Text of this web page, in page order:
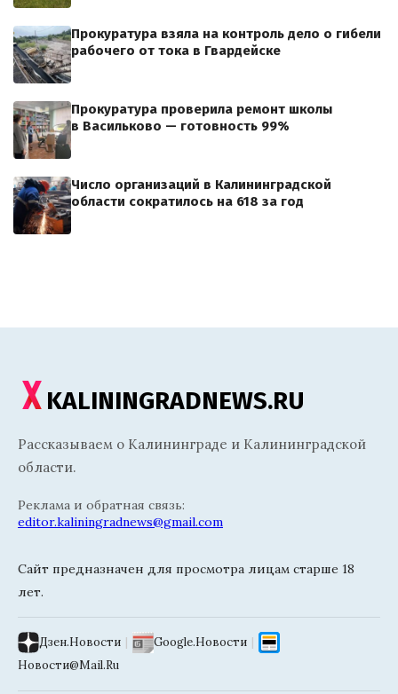
Прокуратура взяла на контроль дело о гибели
рабочего от тока в Гвардейске
Прокуратура проверила ремонт школы
в Васильково — готовность 99%
Число организаций в Калининградской
области сократилось на 618 за год
KALININGRADNEWS.RU
Рассказываем о Калининграде и Калининградской
области.
Реклама и обратная связь:
editor.kaliningradnews@gmail.com
Сайт предназначен для просмотра лицам старше 18
лет.
Дзен.Новости | Google.Новости |
Новости@Mail.Ru